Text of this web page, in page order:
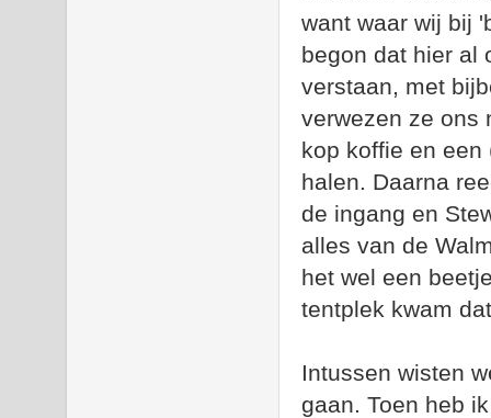
want waar wij bij
begon dat hier al
verstaan, met
verwezen ze ons
kop koffie en
halen. Daarna
de ingang en
alles van de
het wel een
tentplek kwam
Intussen wisten
gaan. Toen heb